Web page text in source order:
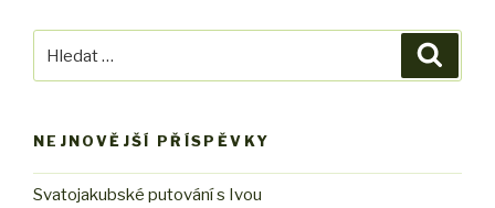
NEJNOVĚJŠÍ PŘÍSPĚVKY
Svatojakubské putování s Ivou